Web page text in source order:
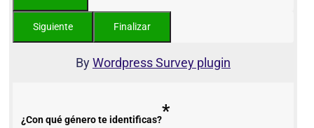
ByWordpress Survey plugin
¿Con qué género te identificas?*